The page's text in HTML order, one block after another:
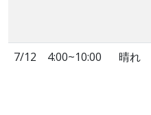
7/12 4:00~10:00 晴れ